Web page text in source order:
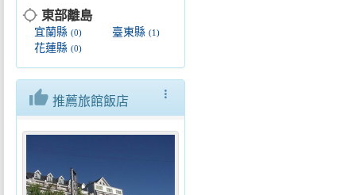
location_searching 東部離島
宜蘭縣 (0) 臺東縣(1)
花蓮縣 (0)
more_vert
thumb_up 推薦旅館飯店